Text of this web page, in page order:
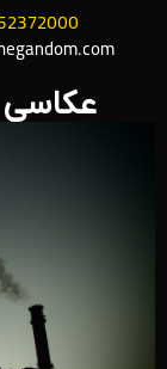
|
عکاسی